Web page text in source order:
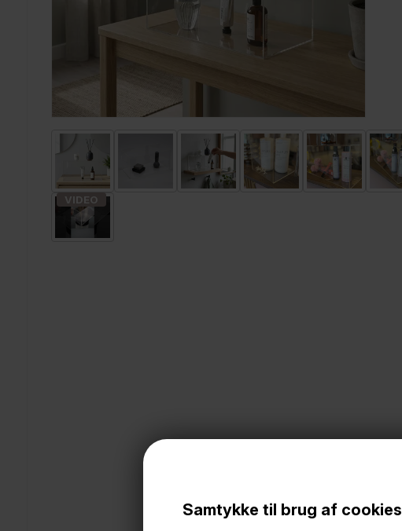
Samtykke til brug af cookies